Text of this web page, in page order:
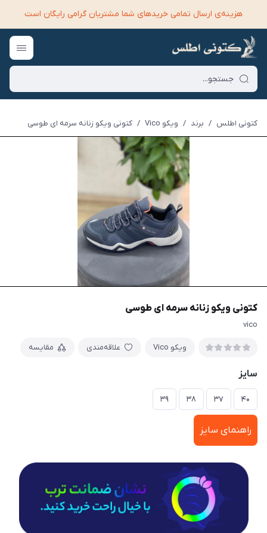
هزینه‌ی ارسال تمامی خرید‌های شما مشتریان گرامی رایگان است
کتونی اطلس / برند / ویکو Vico / کتونی ویکو زنانه سرمه ای طوسی
کتونی ویکو زنانه سرمه ای طوسی
vico
ویکو Vico علاقه‌مندی مقایسه
سایز
۴۰ ۳۷ ۳۸ ۳۹
راهنمای سایز